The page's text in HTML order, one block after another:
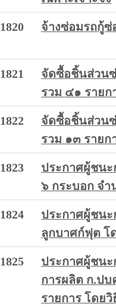
1820 จ้างซ่อมรถกู้
1821
จัดซื้อชิ้นส่วน
รวม ๔๑ รายก
1822
จัดซื้อชิ้นส่วนซ่
รวม ๑๓ รายก
1823
ประกาศผู้ชน
๖ กระบอก จำ
1824
ประกาศผู้ชน
ลูกบาศก์ฟุต โ
1825
ประกาศผู้ชน
การผลิต ก.ป
รายการ โดยวิ